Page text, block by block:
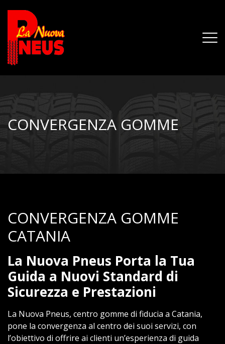
CONVERGENZA GOMME
CONVERGENZA GOMME
CATANIA
La Nuova Pneus Porta la Tua
Guida a Nuovi Standard di
Sicurezza e Prestazioni
La Nuova Pneus, centro gomme di fiducia a Catania,
pone la convergenza al centro dei suoi servizi, con
l’obiettivo di offrire ai clienti un’esperienza di guida